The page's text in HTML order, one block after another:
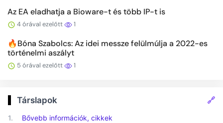
Az EA eladhatja a Bioware-t és több IP-t is
4 órával ezelőtt 1
🔥Bóna Szabolcs: Az idei messze felülmúlja a 2022-es
történelmi aszályt
5 órával ezelőtt 1
Társlapok 🔗
1. Bővebb információk, cikkek